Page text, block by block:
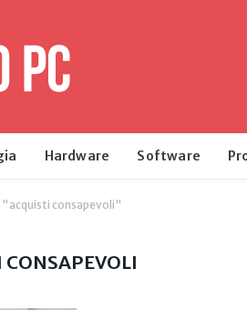
Hardware Software
"acquisti consapevoli"